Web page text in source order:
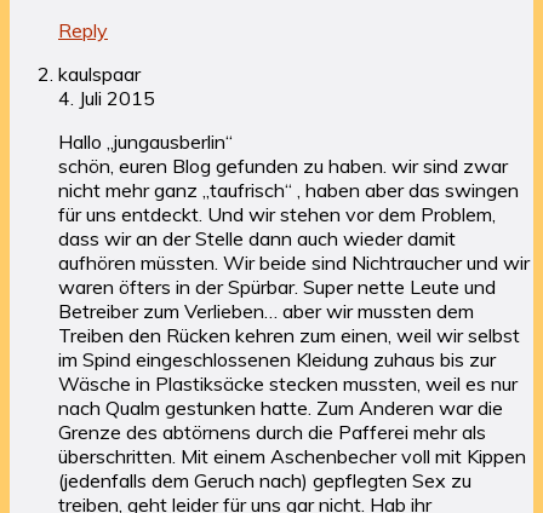
Reply
kaulspaar
4. Juli 2015
Hallo „jungausberlin“
schön, euren Blog gefunden zu haben. wir sind zwar
nicht mehr ganz „taufrisch“ , haben aber das swingen
für uns entdeckt. Und wir stehen vor dem Problem,
dass wir an der Stelle dann auch wieder damit
aufhören müssten. Wir beide sind Nichtraucher und wir
waren öfters in der Spürbar. Super nette Leute und
Betreiber zum Verlieben… aber wir mussten dem
Treiben den Rücken kehren zum einen, weil wir selbst
im Spind eingeschlossenen Kleidung zuhaus bis zur
Wäsche in Plastiksäcke stecken mussten, weil es nur
nach Qualm gestunken hatte. Zum Anderen war die
Grenze des abtörnens durch die Pafferei mehr als
überschritten. Mit einem Aschenbecher voll mit Kippen
(jedenfalls dem Geruch nach) gepflegten Sex zu
treiben, geht leider für uns gar nicht. Hab ihr